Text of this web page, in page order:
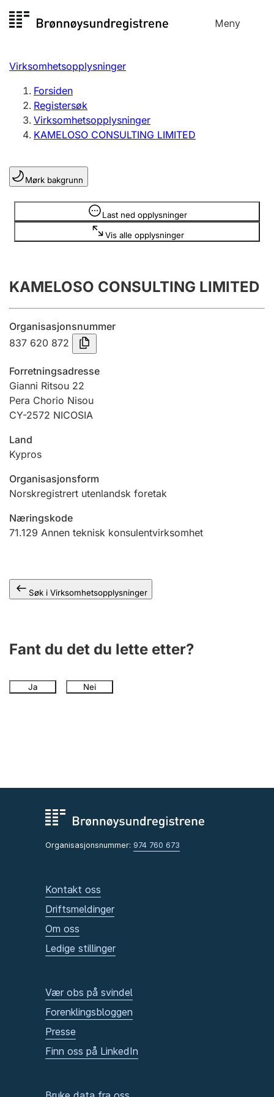
til
Meny
Registersøk
Aksjeselskap
Enkeltpersonforetak
Registrere, endre, slette
Lag og forening
Registrere, endre, slette
Årsregnskap
Innsending og forsinkelsesgebyr
Jeger
Betaling og jegeravgiftskort
Ektepaktveileder
Virksomhetsopplysninger
Forsiden
Registersøk
Virksomhetsopplysninger
KAMELOSO CONSULTING LIMITED
Mørk bakgrunn
Last ned opplysninger
Vis alle opplysninger
Opplysninger er skjult
KAMELOSO CONSULTING LIMITED
Organisasjonsnummer
837 620 872
Forretningsadresse
Gianni Ritsou 22
Pera Chorio Nisou
CY-2572 NICOSIA
Land
Kypros
Organisasjonsform
Norskregistrert utenlandsk foretak
Næringskode
71.129 Annen teknisk konsulentvirksomhet
Søk i Virksomhetsopplysninger
Fant du det du lette etter?
Ja Nei
Organisasjonsnummer: 974 760 673
Kontakt oss
Driftsmeldinger
Om oss
Ledige stillinger
Vær obs på svindel
Forenklingsbloggen
Presse
Finn oss på LinkedIn